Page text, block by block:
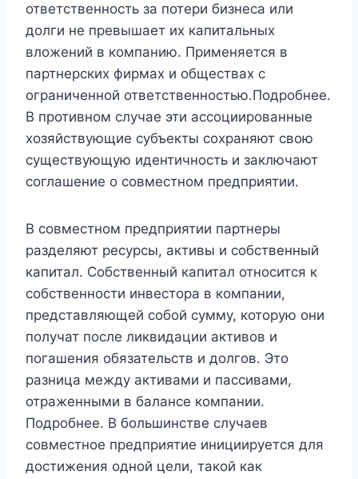
ответственность за потери бизнеса или
долги не превышает их капитальных
вложений в компанию. Применяется в
партнерских фирмах и обществах с
ограниченной ответственностью.Подробнее.
В противном случае эти ассоциированные
хозяйствующие субъекты сохраняют свою
существующую идентичность и заключают
соглашение о совместном предприятии.
В совместном предприятии партнеры
разделяют ресурсы, активы и собственный
капитал. Собственный капитал относится к
собственности инвестора в компании,
представляющей собой сумму, которую они
получат после ликвидации активов и
погашения обязательств и долгов. Это
разница между активами и пассивами,
отраженными в балансе компании.
Подробнее. В большинстве случаев
совместное предприятие инициируется для
достижения одной цели, такой как